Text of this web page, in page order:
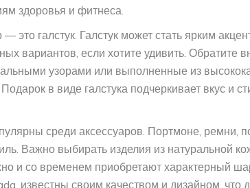
здоровья и фитнеса.
галстук. Галстук может стать ярким
вариантов, если хотите удивить. Обратите
узорами или выполненные из
в виде галстука подчеркивает вкус и
среди аксессуаров. Портмоне, ремни,
Важно выбирать изделия из натуральной
и со временем приобретают характерный
известны своим качеством и дизайном, что